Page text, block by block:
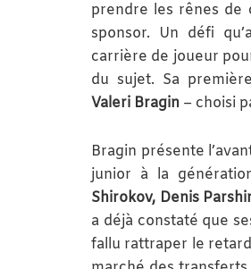
prendre les rênes de
sponsor. Un défi
carrière de joueur
du sujet. Sa
Valeri Bragin – choisi
Bragin présente
junior à la
Shirokov, Denis
a déjà constaté que
fallu rattraper le